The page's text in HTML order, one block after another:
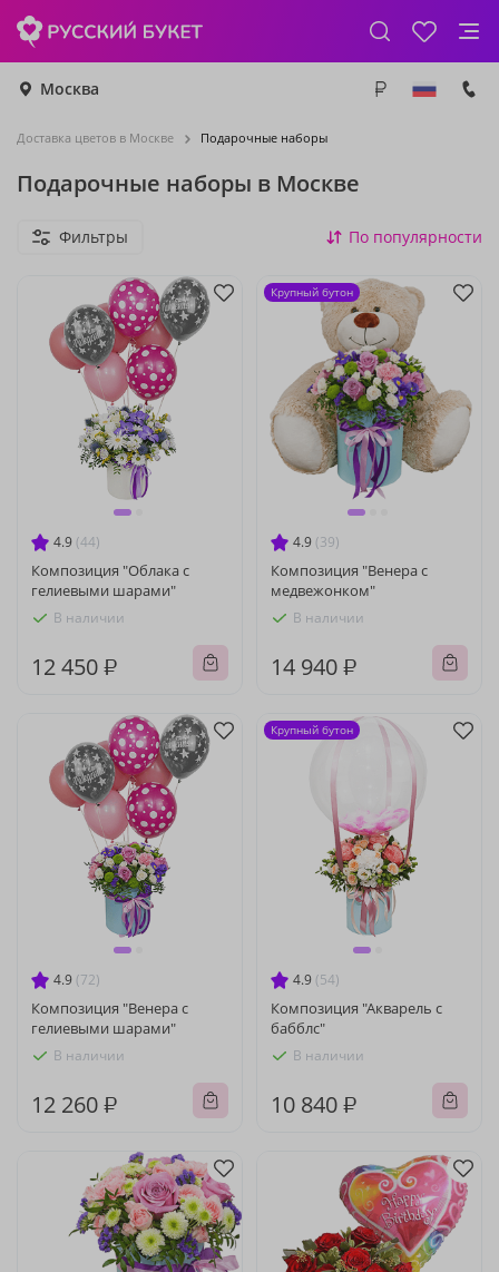
Москва
Доставка цветов в Москве Подарочные наборы
Подарочные наборы в Москве
Фильтры По популярности
4.9 (44)
Композиция "Облака с
гелиевыми шарами"
В наличии
12 450 ₽
4.9 (39)
Композиция "Венера с
медвежонком"
В наличии
14 940 ₽
Крупный бутон
4.9 (72)
Композиция "Венера с
гелиевыми шарами"
В наличии
12 260 ₽
4.9 (54)
Композиция "Акварель с
бабблс"
В наличии
10 840 ₽
Крупный бутон